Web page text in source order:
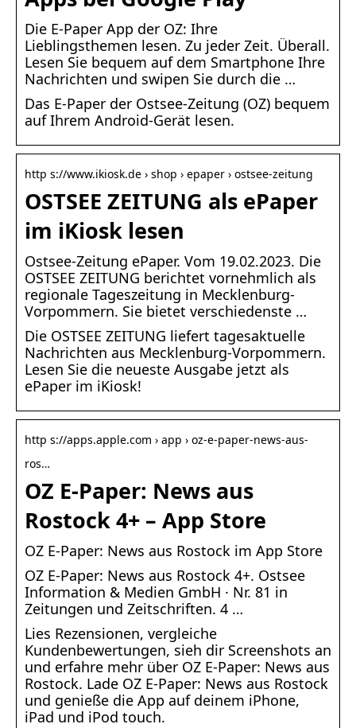
Die E-Paper App der OZ: Ihre
Lieblingsthemen lesen. Zu jeder Zeit. Überall.
Lesen Sie bequem auf dem Smartphone Ihre
Nachrichten und swipen Sie durch die …
Das E-Paper der Ostsee-Zeitung (OZ) bequem
auf Ihrem Android-Gerät lesen.
http s://www.ikiosk.de › shop › epaper › ostsee-zeitung
OSTSEE ZEITUNG als ePaper
im iKiosk lesen
Ostsee-Zeitung ePaper. Vom 19.02.2023. Die
OSTSEE ZEITUNG berichtet vornehmlich als
regionale Tageszeitung in Mecklenburg-
Vorpommern. Sie bietet verschiedenste …
Die OSTSEE ZEITUNG liefert tagesaktuelle
Nachrichten aus Mecklenburg-Vorpommern.
Lesen Sie die neueste Ausgabe jetzt als
ePaper im iKiosk!
http s://apps.apple.com › app › oz-e-paper-news-aus-
ros…
OZ E-Paper: News aus
Rostock 4+ – App Store
‎OZ E-Paper: News aus Rostock im App Store
OZ E-Paper: News aus Rostock 4+. Ostsee
Information & Medien GmbH · Nr. 81 in
Zeitungen und Zeitschriften. 4 …
Lies Rezensionen, vergleiche
Kundenbewertungen, sieh dir Screenshots an
und erfahre mehr über OZ E-Paper: News aus
Rostock. Lade OZ E-Paper: News aus Rostock
und genieße die App auf deinem iPhone,
iPad und iPod touch.